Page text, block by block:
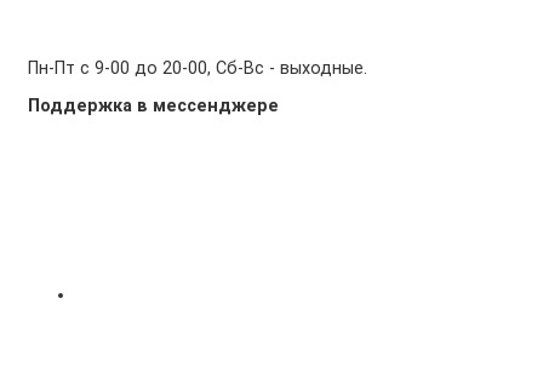
Пн-Пт с 9-00 до 20-00, Сб-Вс - выходные.
Поддержка в мессенджере